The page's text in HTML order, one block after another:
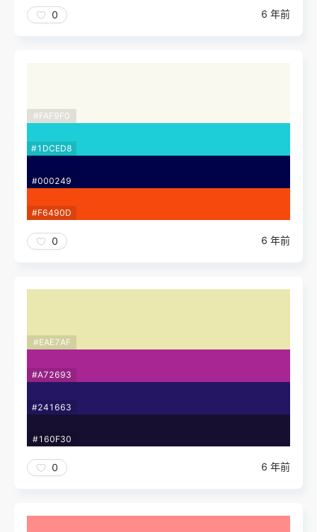
0 6 年前
#FAF9F0
#1DCED8
#000249
#F6490D
0 6 年前
#EAE7AF
#A72693
#241663
#160F30
0 6 年前